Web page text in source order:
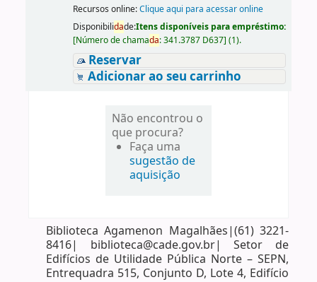
Recursos online:Clique aqui para acessar online
Disponibilidade:Itens disponíveis para empréstimo:
[Número de chamada:341.3787 D637] (1).
Reservar
Adicionar ao seu carrinho
Não encontrou o
que procura?
Faça uma
sugestão de
aquisição
Biblioteca Agamenon Magalhães|(61) 3221-
8416| biblioteca@cade.gov.br| Setor de
Edifícios de Utilidade Pública Norte – SEPN,
Entrequadra 515, Conjunto D, Lote 4, Edifício